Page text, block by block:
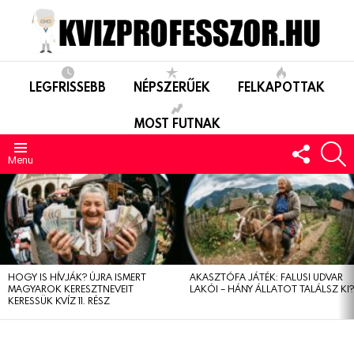
LEGFRISSEBB NÉPSZERŰEK FELKAPOTTAK
MOST FUTNAK
Menu
US
LEGUTÓBBIAK
HOGY IS HÍVJÁK? ÚJRA ISMERT
MAGYAROK KERESZTNEVEIT
KERESSÜK KVÍZ 11. RÉSZ
AKASZTÓFA JÁTÉK: FALUSI UDVAR
LAKÓI – HÁNY ÁLLATOT TALÁLSZ KI?